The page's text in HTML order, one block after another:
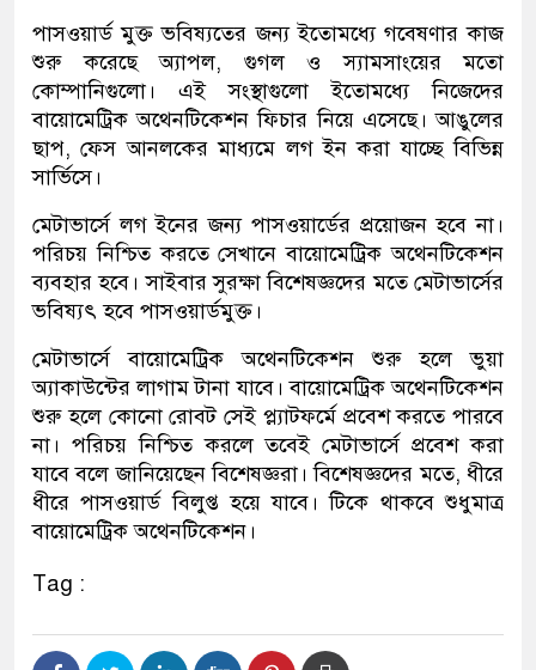
পাসওয়ার্ড মুক্ত ভবিষ্যতের জন্য ইতোমধ্যে গবেষণার কাজ
শুরু করেছে অ্যাপল, গুগল ও স্যামসাংয়ের মতো
কোম্পানিগুলো। এই সংস্থাগুলো ইতোমধ্যে নিজেদের
বায়োমেট্রিক অথেনটিকেশন ফিচার নিয়ে এসেছে। আঙুলের
ছাপ, ফেস আনলকের মাধ্যমে লগ ইন করা যাচ্ছে বিভিন্ন
সার্ভিসে।
মেটাভার্সে লগ ইনের জন্য পাসওয়ার্ডের প্রয়োজন হবে না।
পরিচয় নিশ্চিত করতে সেখানে বায়োমেট্রিক অথেনটিকেশন
ব্যবহার হবে। সাইবার সুরক্ষা বিশেষজ্ঞদের মতে মেটাভার্সের
ভবিষ্যৎ হবে পাসওয়ার্ডমুক্ত।
মেটাভার্সে বায়োমেট্রিক অথেনটিকেশন শুরু হলে ভুয়া
অ্যাকাউন্টের লাগাম টানা যাবে। বায়োমেট্রিক অথেনটিকেশন
শুরু হলে কোনো রোবট সেই প্ল্যাটফর্মে প্রবেশ করতে পারবে
না। পরিচয় নিশ্চিত করলে তবেই মেটাভার্সে প্রবেশ করা
যাবে বলে জানিয়েছেন বিশেষজ্ঞরা। বিশেষজ্ঞদের মতে, ধীরে
ধীরে পাসওয়ার্ড বিলুপ্ত হয়ে যাবে। টিকে থাকবে শুধুমাত্র
বায়োমেট্রিক অথেনটিকেশন।
Tag :